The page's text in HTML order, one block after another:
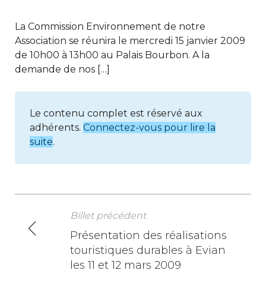
La Commission Environnement de notre
Association se réunira le mercredi 15 janvier 2009
de 10h00 à 13h00 au Palais Bourbon. A la
demande de nos […]
Le contenu complet est réservé aux
adhérents. Connectez-vous pour lire la
suite.
N
Billet précédent
Présentation des réalisations
touristiques durables à Evian
les 11 et 12 mars 2009